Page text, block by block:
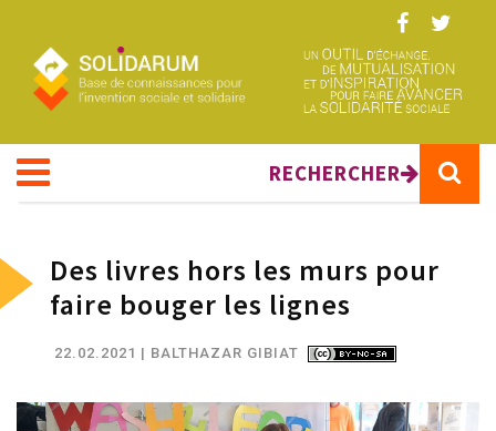
RECHERCHER
Des livres hors les murs pour
faire bouger les lignes
22.02.2021 | BALTHAZAR GIBIAT